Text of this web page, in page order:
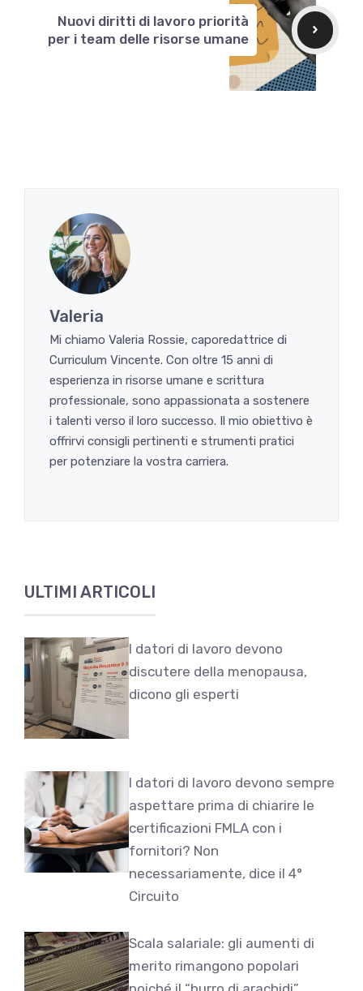
Nuovi diritti di lavoro priorità
per i team delle risorse umane
Valeria
Mi chiamo Valeria Rossie, caporedattrice di
Curriculum Vincente. Con oltre 15 anni di
esperienza in risorse umane e scrittura
professionale, sono appassionata a sostenere
i talenti verso il loro successo. Il mio obiettivo è
offrirvi consigli pertinenti e strumenti pratici
per potenziare la vostra carriera.
ULTIMI ARTICOLI
I datori di lavoro devono
discutere della menopausa,
dicono gli esperti
I datori di lavoro devono sempre
aspettare prima di chiarire le
certificazioni FMLA con i
fornitori? Non
necessariamente, dice il 4°
Circuito
Scala salariale: gli aumenti di
merito rimangono popolari